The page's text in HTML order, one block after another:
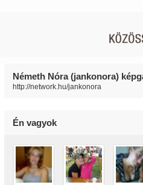
Németh Nóra (jankonora)
http://network.hu/jankonora
Én vagyok